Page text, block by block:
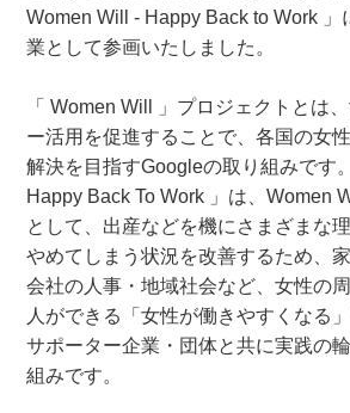
Women Will - Happy Back to Work 」
業として参画いたしました。
「 Women Will 」プロジェクトとは
ー活用を促進することで、各国の女
解決を目指すGoogleの取り組みです
Happy Back To Work 」は、Women
として、出産などを機にさまざまな
やめてしまう状況を改善するため、
会社の人事・地域社会など、女性の
人ができる「女性が働きやすくなる
サポーター企業・団体と共に実践の
組みです。